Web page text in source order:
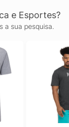
e Esportes?
a sua pesquisa.